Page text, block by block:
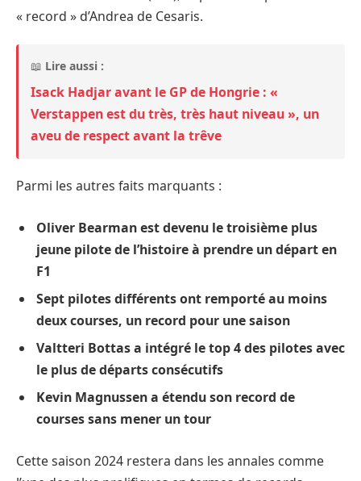
« record » d’Andrea de Cesaris.
📖 Lire aussi :
Isack Hadjar avant le GP de Hongrie : «
Verstappen est du très, très haut niveau », un
aveu de respect avant la trêve
Parmi les autres faits marquants :
Oliver Bearman est devenu le troisième plus
jeune pilote de l’histoire à prendre un départ en
F1
Sept pilotes différents ont remporté au moins
deux courses, un record pour une saison
Valtteri Bottas a intégré le top 4 des pilotes avec
le plus de départs consécutifs
Kevin Magnussen a étendu son record de
courses sans mener un tour
Cette saison 2024 restera dans les annales comme